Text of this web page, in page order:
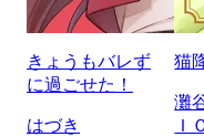
きょうもバレず
に過ごせた！
はづき
猫
灘
Ｉ